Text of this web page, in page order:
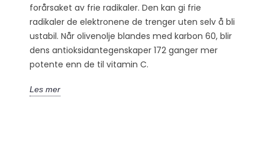
forårsaket av frie radikaler. Den kan gi frie
radikaler de elektronene de trenger uten selv å bli
ustabil. Når olivenolje blandes med karbon 60, blir
dens antioksidantegenskaper 172 ganger mer
potente enn de til vitamin C.
Les mer